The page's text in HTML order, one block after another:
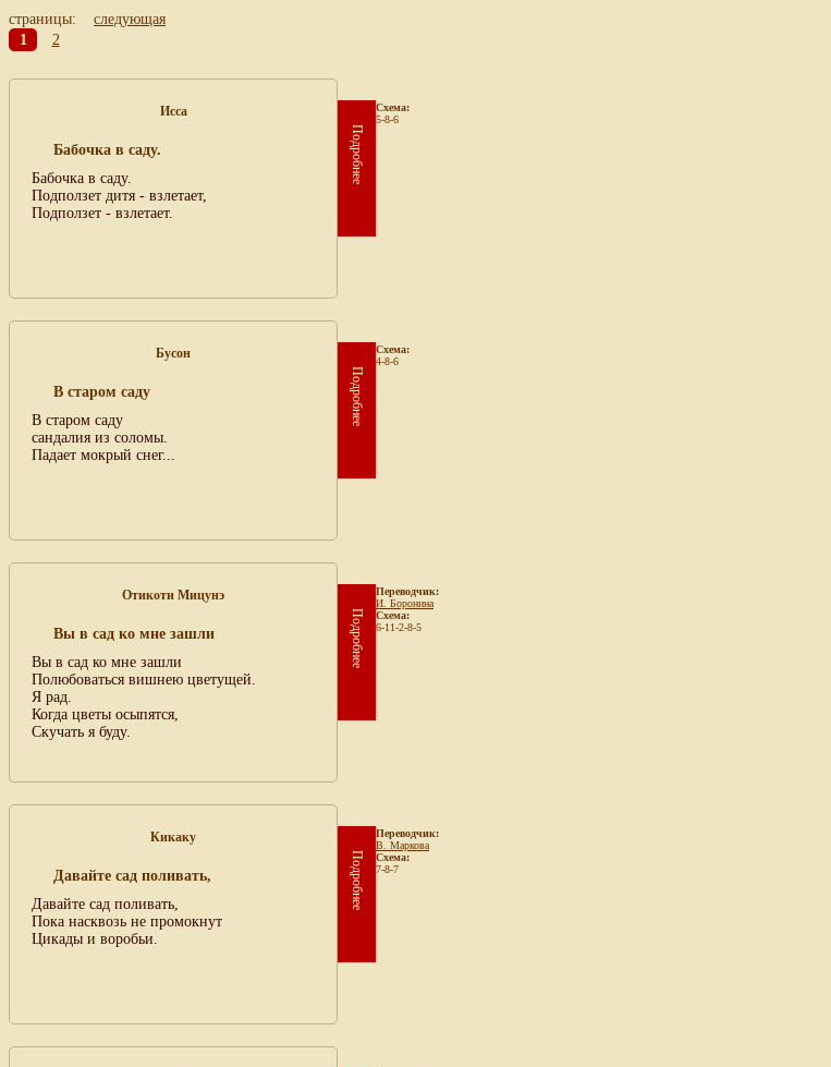
страницы: следующая
1
2
Исса
Бабочка в саду.
Бабочка в саду.
Подползет дитя - взлетает,
Подползет - взлетает.
Подробнее
Схема:
5-8-6
Бусон
В старом саду
В старом саду
сандалия из соломы.
Падает мокрый снег...
Подробнее
Схема:
4-8-6
Отикоти Мицунэ
Вы в сад ко мне зашли
Вы в сад ко мне зашли
Полюбоваться вишнею цветущей.
Я рад.
Когда цветы осыпятся,
Скучать я буду.
Подробнее
Переводчик:
И. Боронина
Схема:
6-11-2-8-5
Кикаку
Давайте сад поливать,
Давайте сад поливать,
Пока насквозь не промокнут
Цикады и воробьи.
Подробнее
Переводчик:
В. Маркова
Схема:
7-8-7